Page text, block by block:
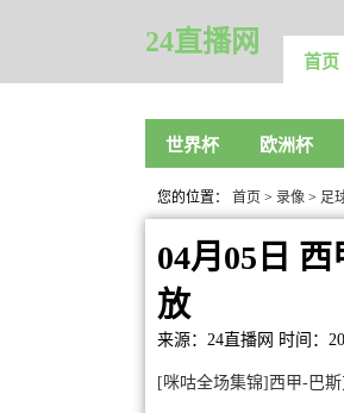
24直播网
首页
世界杯 欧洲杯
您的位置： 首页 > 录像 > 足
04月05日
放
来源：24直播网 时间：
[咪咕全场集锦]西甲-巴